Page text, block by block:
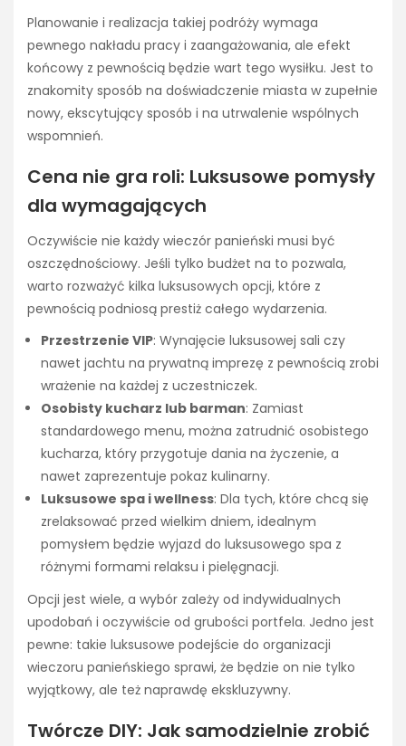
Planowanie i realizacja takiej podróży wymaga
pewnego nakładu pracy i zaangażowania, ale efekt
końcowy z pewnością będzie wart tego wysiłku. Jest to
znakomity sposób na doświadczenie miasta w zupełnie
nowy, ekscytujący sposób i na utrwalenie wspólnych
wspomnień.
Cena nie gra roli: Luksusowe pomysły
dla wymagających
Oczywiście nie każdy wieczór panieński musi być
oszczędnościowy. Jeśli tylko budżet na to pozwala,
warto rozważyć kilka luksusowych opcji, które z
pewnością podniosą prestiż całego wydarzenia.
Przestrzenie VIP: Wynajęcie luksusowej sali czy
nawet jachtu na prywatną imprezę z pewnością zrobi
wrażenie na każdej z uczestniczek.
Osobisty kucharz lub barman: Zamiast
standardowego menu, można zatrudnić osobistego
kucharza, który przygotuje dania na życzenie, a
nawet zaprezentuje pokaz kulinarny.
Luksusowe spa i wellness: Dla tych, które chcą się
zrelaksować przed wielkim dniem, idealnym
pomysłem będzie wyjazd do luksusowego spa z
różnymi formami relaksu i pielęgnacji.
Opcji jest wiele, a wybór zależy od indywidualnych
upodobań i oczywiście od grubości portfela. Jedno jest
pewne: takie luksusowe podejście do organizacji
wieczoru panieńskiego sprawi, że będzie on nie tylko
wyjątkowy, ale też naprawdę ekskluzywny.
Twórcze DIY: Jak samodzielnie zrobić